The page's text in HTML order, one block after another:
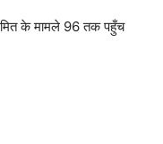
के मामले 96 तक पहुँच